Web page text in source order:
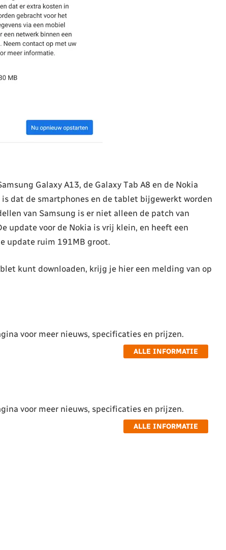
Galaxy A13, de Galaxy Tab A8 en de Nokia
dat de smartphones en de tablet bijgewerkt worden
van Samsung is er niet alleen de patch van
update voor de Nokia is vrij klein, en heeft een
update ruim 191MB groot.
kunt downloaden, krijg je hier een melding van op
voor meer nieuws, specificaties en prijzen.
ALLE INFORMATIE
voor meer nieuws, specificaties en prijzen.
ALLE INFORMATIE